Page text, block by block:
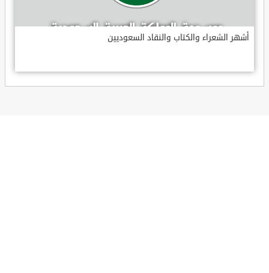
أشهر الشعراء والكتاب والنقاد السعوديين